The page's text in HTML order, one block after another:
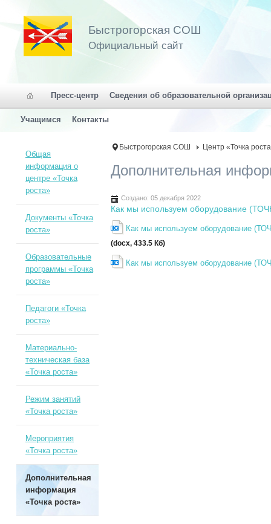
Быстрогорская СОШ
Официальный сайт
Пресс-центр Сведения об образовательной
Учащимся Контакты
Быстрогорская СОШ Центр «Точка
Дополнительная
Создано: 05 декабря 2022
Как мы используем оборудование
Как мы используем оборудование
(docx, 433.5 Кб)
Как мы используем оборудование
Общая
информация о
центре «Точка
роста»
Документы «Точка
роста»
Образовательные
программы «Точка
роста»
Педагоги «Точка
роста»
Материально-
техническая база
«Точка роста»
Режим занятий
«Точка роста»
Мероприятия
«Точка роста»
Дополнительная
информация
«Точка роста»